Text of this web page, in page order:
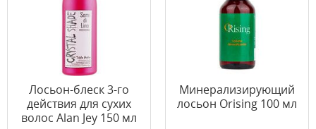
Лосьон-блеск 3-го
действия для сухих
волос Alan Jey 150 мл
Минерализирующий
лосьон Orising 100 мл